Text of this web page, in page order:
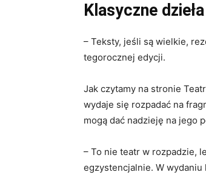
Klasyczne
– Teksty, jeśli są wielkie,
tegorocznej edycji.
Jak czytamy na stronie
wydaje się rozpadać na
mogą dać nadzieję na jego
– To nie teatr w rozpadzie,
egzystencjalnie. W wydaniu